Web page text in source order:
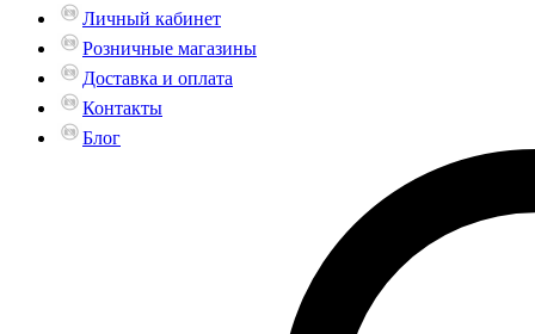
Личный кабинет
Розничные магазины
Доставка и оплата
Контакты
Блог